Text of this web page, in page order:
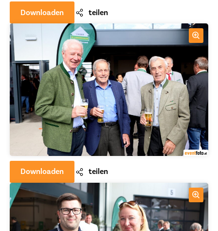
Downloaden teilen
Downloaden teilen